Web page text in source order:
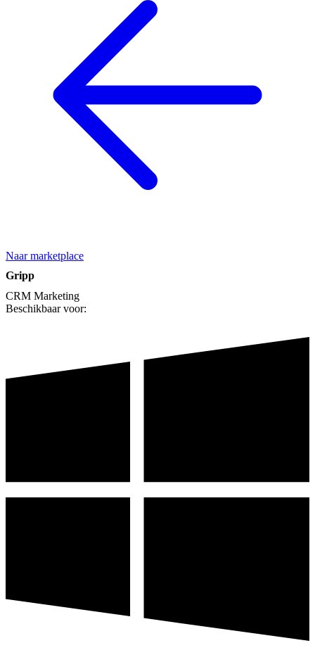
Naar marketplace
Gripp
CRM Marketing
Beschikbaar voor: